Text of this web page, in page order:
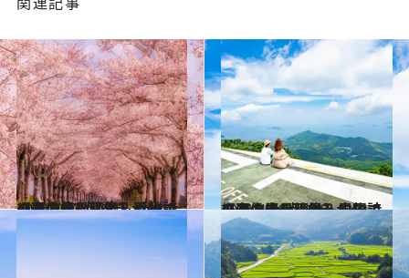
2021.4.27
【春の絶景画像】近畿エリアの春の絶景＆風物詩の画像(33点)をチェック！
旅＆お出かけ 2021.4.26
【春の絶景画像】中国エリアの春の絶景＆風物詩の画像(24点)をチェック！
旅＆お出かけ